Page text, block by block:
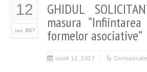
12
iun. 2017
GHIDUL
masura
formelor asociative”
iunie 12, 2017